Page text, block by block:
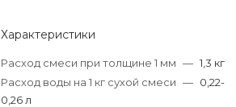
Характеристики
Расход смеси при толщине 1 мм — 1,3 кг
Расход воды на 1 кг сухой смеси — 0,22-
0,26 л